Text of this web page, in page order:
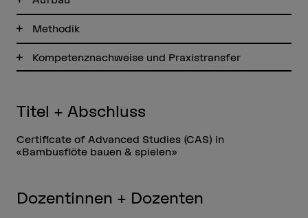
Methodik
Kompetenznachweise und Praxistransfer
Titel + Abschluss
Certificate of Advanced Studies (CAS) in
«Bambusflöte bauen & spielen»
Dozentinnen + Dozenten